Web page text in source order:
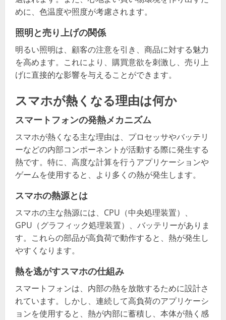
めに、色温度や照度が考慮されます。
照明と売り上げの関係
明るい照明は、顧客の注意を引き、商品に対する魅力
を高めます。これにより、購買意欲を刺激し、売り上
げに直接的な影響を与えることができます。
スマホが熱くなる理由は何か
スマートフォンの発熱メカニズム
スマホが熱くなる主な理由は、プロセッサやバッテリ
ーなどの内部コンポーネントが活動する際に発生する
熱です。特に、高度な計算を行うアプリケーションや
ゲームを使用すると、より多くの熱が発生します。
スマホの熱源とは
スマホの主な熱源には、CPU（中央処理装置）、
GPU（グラフィック処理装置）、バッテリーがありま
す。これらの部品が高負荷で動作すると、熱が発生し
やすくなります。
熱を逃がすスマホの仕組み
スマートフォンは、内部の熱を放散するために設計さ
れています。しかし、連続して高負荷のアプリケーシ
ョンを使用すると、熱が内部に蓄積し、本体が熱く感